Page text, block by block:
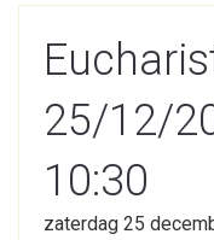
25/12/
10:30
zaterdag 25